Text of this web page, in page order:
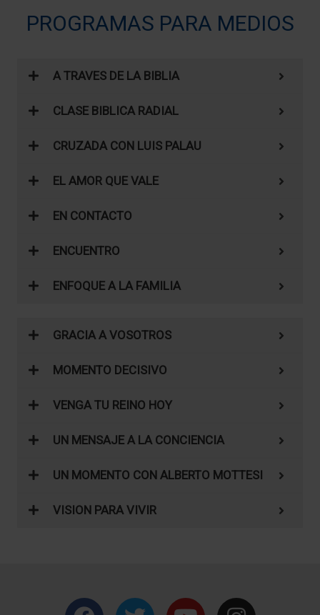
PROGRAMAS PARA MEDIOS
A TRAVES DE LA BIBLIA
CLASE BIBLICA RADIAL
CRUZADA CON LUIS PALAU
EL AMOR QUE VALE
EN CONTACTO
ENCUENTRO
ENFOQUE A LA FAMILIA
GRACIA A VOSOTROS
MOMENTO DECISIVO
VENGA TU REINO HOY
UN MENSAJE A LA CONCIENCIA
UN MOMENTO CON ALBERTO MOTTESI
VISION PARA VIVIR
F
T
Y
I